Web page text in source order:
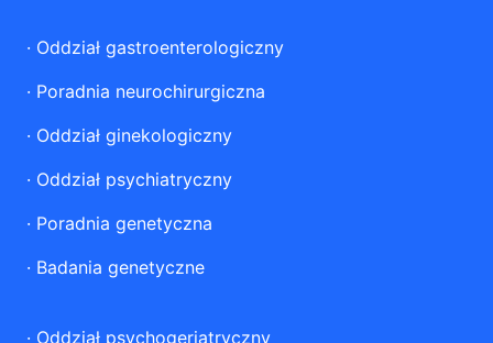
· Oddział gastroenterologiczny
· Poradnia neurochirurgiczna
· Oddział ginekologiczny
· Oddział psychiatryczny
· Poradnia genetyczna
· Badania genetyczne
· Oddział psychogeriatryczny